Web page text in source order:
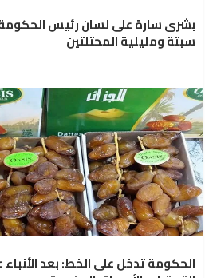
بشرى سارة على لسان رئيس
سبتة ومليلية المحتلتين
الحكومة تدخل على الخط: بعد الأنباء